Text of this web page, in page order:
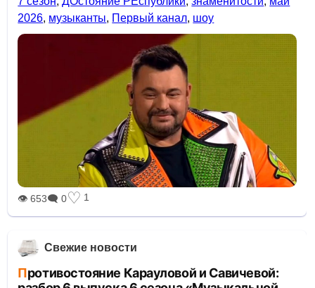
2026, музыканты, Первый канал, шоу
👁 653🗨 0♡ 1
Свежие новости
Противостояние Карауловой и Савичевой: